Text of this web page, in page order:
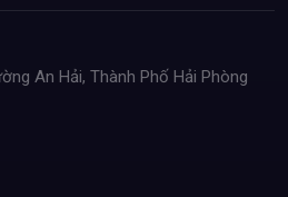
An Hải, Thành Phố Hải Phòng